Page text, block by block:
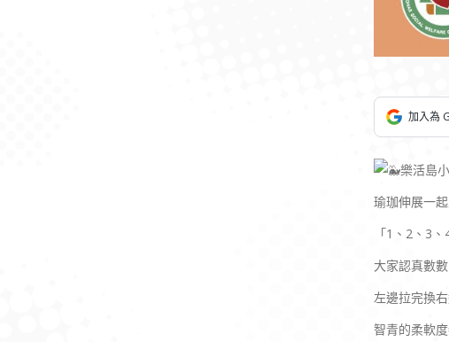
加入為
樂活島
瑜珈伸展一
「1、2、3、
大家認真數數
左邊拉完換
智青的柔軟